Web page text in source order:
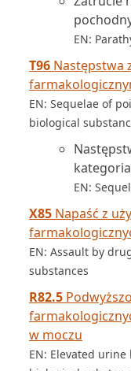
EN:
T96 Następstwa
EN: Sequelae of
biological
EN:
X85 Napaść z
EN: Assault by
substances
R82.5
w moczu
EN: Elevated